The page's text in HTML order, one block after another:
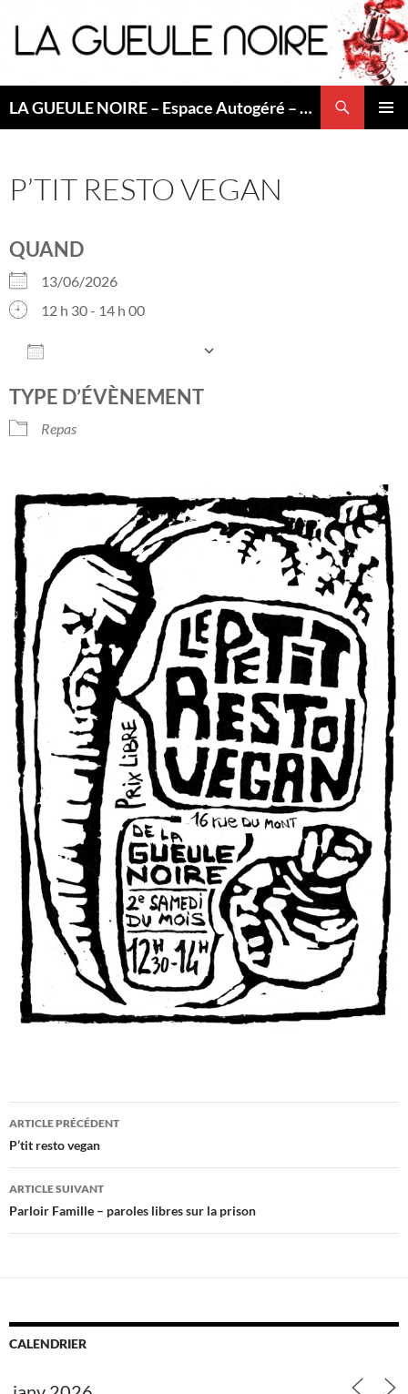
au
contenu
LA GUEULE NOIRE – Espace Autogéré – Saint Etienne
P’TIT RESTO VEGAN
QUAND
13/06/2026
12 h 30 - 14 h 00
TYPE D’ÉVÈNEMENT
Repas
Navigation
des
articles
ARTICLE PRÉCÉDENT
P’tit resto vegan
ARTICLE SUIVANT
Parloir Famille – paroles libres sur la prison
CALENDRIER